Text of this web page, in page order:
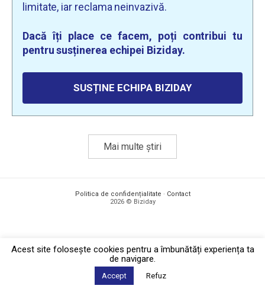
limitate, iar reclama neinvazivă.
Dacă îți place ce facem, poți contribui tu
pentru susținerea echipei Biziday.
SUSȚINE ECHIPA BIZIDAY
Mai multe știri
Politica de confidențialitate · Contact
2026 © Biziday
Acest site foloseşte cookies pentru a îmbunătăți experiența ta
de navigare.
Accept Refuz